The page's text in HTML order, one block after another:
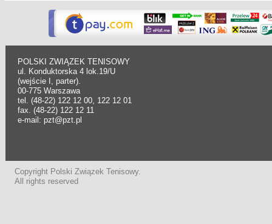
POLSKI ZWIĄZEK TENISOWY
ul. Konduktorska 4 lok.19/U
(wejście I, parter).
00-775 Warszawa
tel. (48-22) 122 12 00, 122 12 01
fax. (48-22) 122 12 11
e-mail: pzt@pzt.pl
Copyright Polski Związek Tenisowy.
All rights reserved